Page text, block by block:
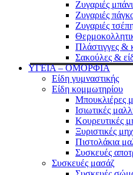
Ζυγαριές
Ζυγαριές
Ζυγαριές
Πλάστιγγες &
Σακούλες &
ΥΓΕΙΑ – ΟΜΟΡΦΙΑ
Είδη γυμναστικής
Είδη κομμωτηρίου
Μπουκλιέρες
Ισιωτικές
Κουρευτικές
Ξυριστικές
Πιστολάκια
Συσκευές
Συσκευές μασάζ